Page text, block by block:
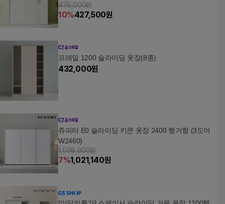
475,000원
10%427,500원
프레일 1200 슬라이딩 옷장(8종)
432,000원
쥬피터 E0 슬라이딩 키큰 옷장 2400 행거형 (3도어
W2460)
1,098,000원
7%1,021,140원